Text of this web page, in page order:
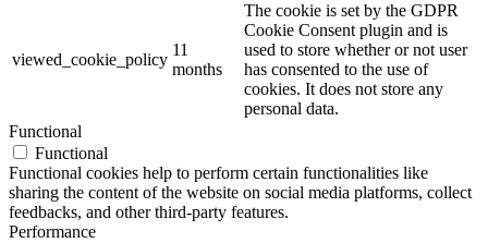
viewed_cookie_policy
11
months
The cookie is set by the GDPR
Cookie Consent plugin and is
used to store whether or not user
has consented to the use of
cookies. It does not store any
personal data.
Functional
Functional
Functional cookies help to perform certain functionalities like
sharing the content of the website on social media platforms, collect
feedbacks, and other third-party features.
Performance